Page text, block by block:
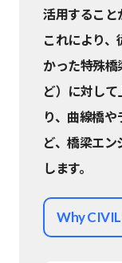
活用すること
これにより
かった特殊橋
ど）に対し
り、曲線橋
ど、橋梁エ
します。
Why